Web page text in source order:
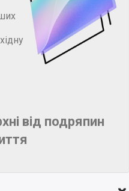
від подряпин